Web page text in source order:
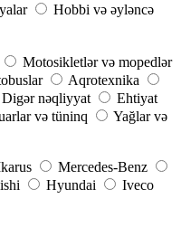
Hobbi və əyləncə
Motosikletlər və mopedlər
Aqrotexnika
Digər nəqliyyat
Ehtiyat
və tüninq
Yağlar və
Mercedes-Benz
Hyundai
Iveco